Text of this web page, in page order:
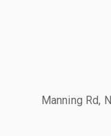
27 Manning